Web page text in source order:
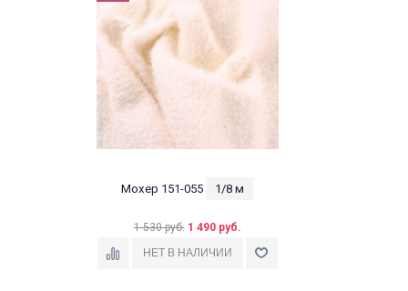
Мохер 151-055 1/8 м
1 530 руб. 1 490 руб.